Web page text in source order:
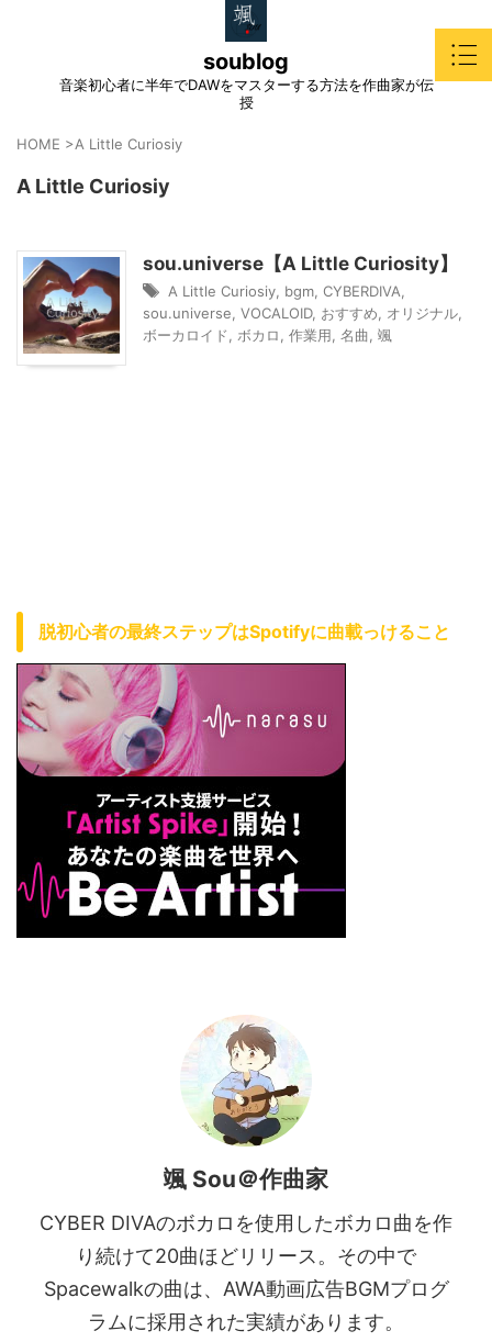
soublog
音楽初心者に半年でDAWをマスターする方法を作曲家が伝
授
HOME >A Little Curiosiy
A Little Curiosiy
sou.universe【A Little Curiosity】
A Little Curiosiy bgm CYBERDIVA
sou.universe VOCALOID, おすすめ オリジナル
ボーカロイド
ボカロ 作業用 名曲 颯
脱初心者の最終ステップはSpotifyに曲載っけること
颯 Sou＠作曲家
CYBER DIVAのボカロを使用したボカロ曲を作
り続けて20曲ほどリリース。その中で
Spacewalkの曲は、AWA動画広告BGMプログ
ラムに採用された実績があります。